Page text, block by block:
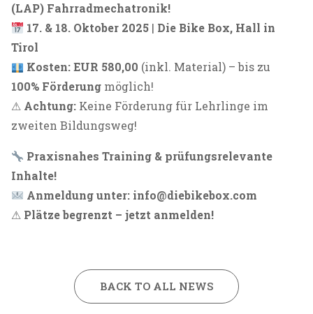
(LAP) Fahrradmechatronik!
17. & 18. Oktober 2025 | Die Bike Box, Hall in
Tirol
Kosten: EUR 580,00 (inkl. Material) – bis zu
100% Förderung möglich!
⚠ Achtung: Keine Förderung für Lehrlinge im
zweiten Bildungsweg!
Praxisnahes Training & prüfungsrelevante
Inhalte!
Anmeldung unter: info@diebikebox.com
⚠ Plätze begrenzt – jetzt anmelden!
BACK TO ALL NEWS